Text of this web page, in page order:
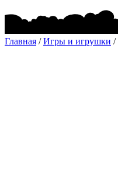
Главная /Игры и игрушки /